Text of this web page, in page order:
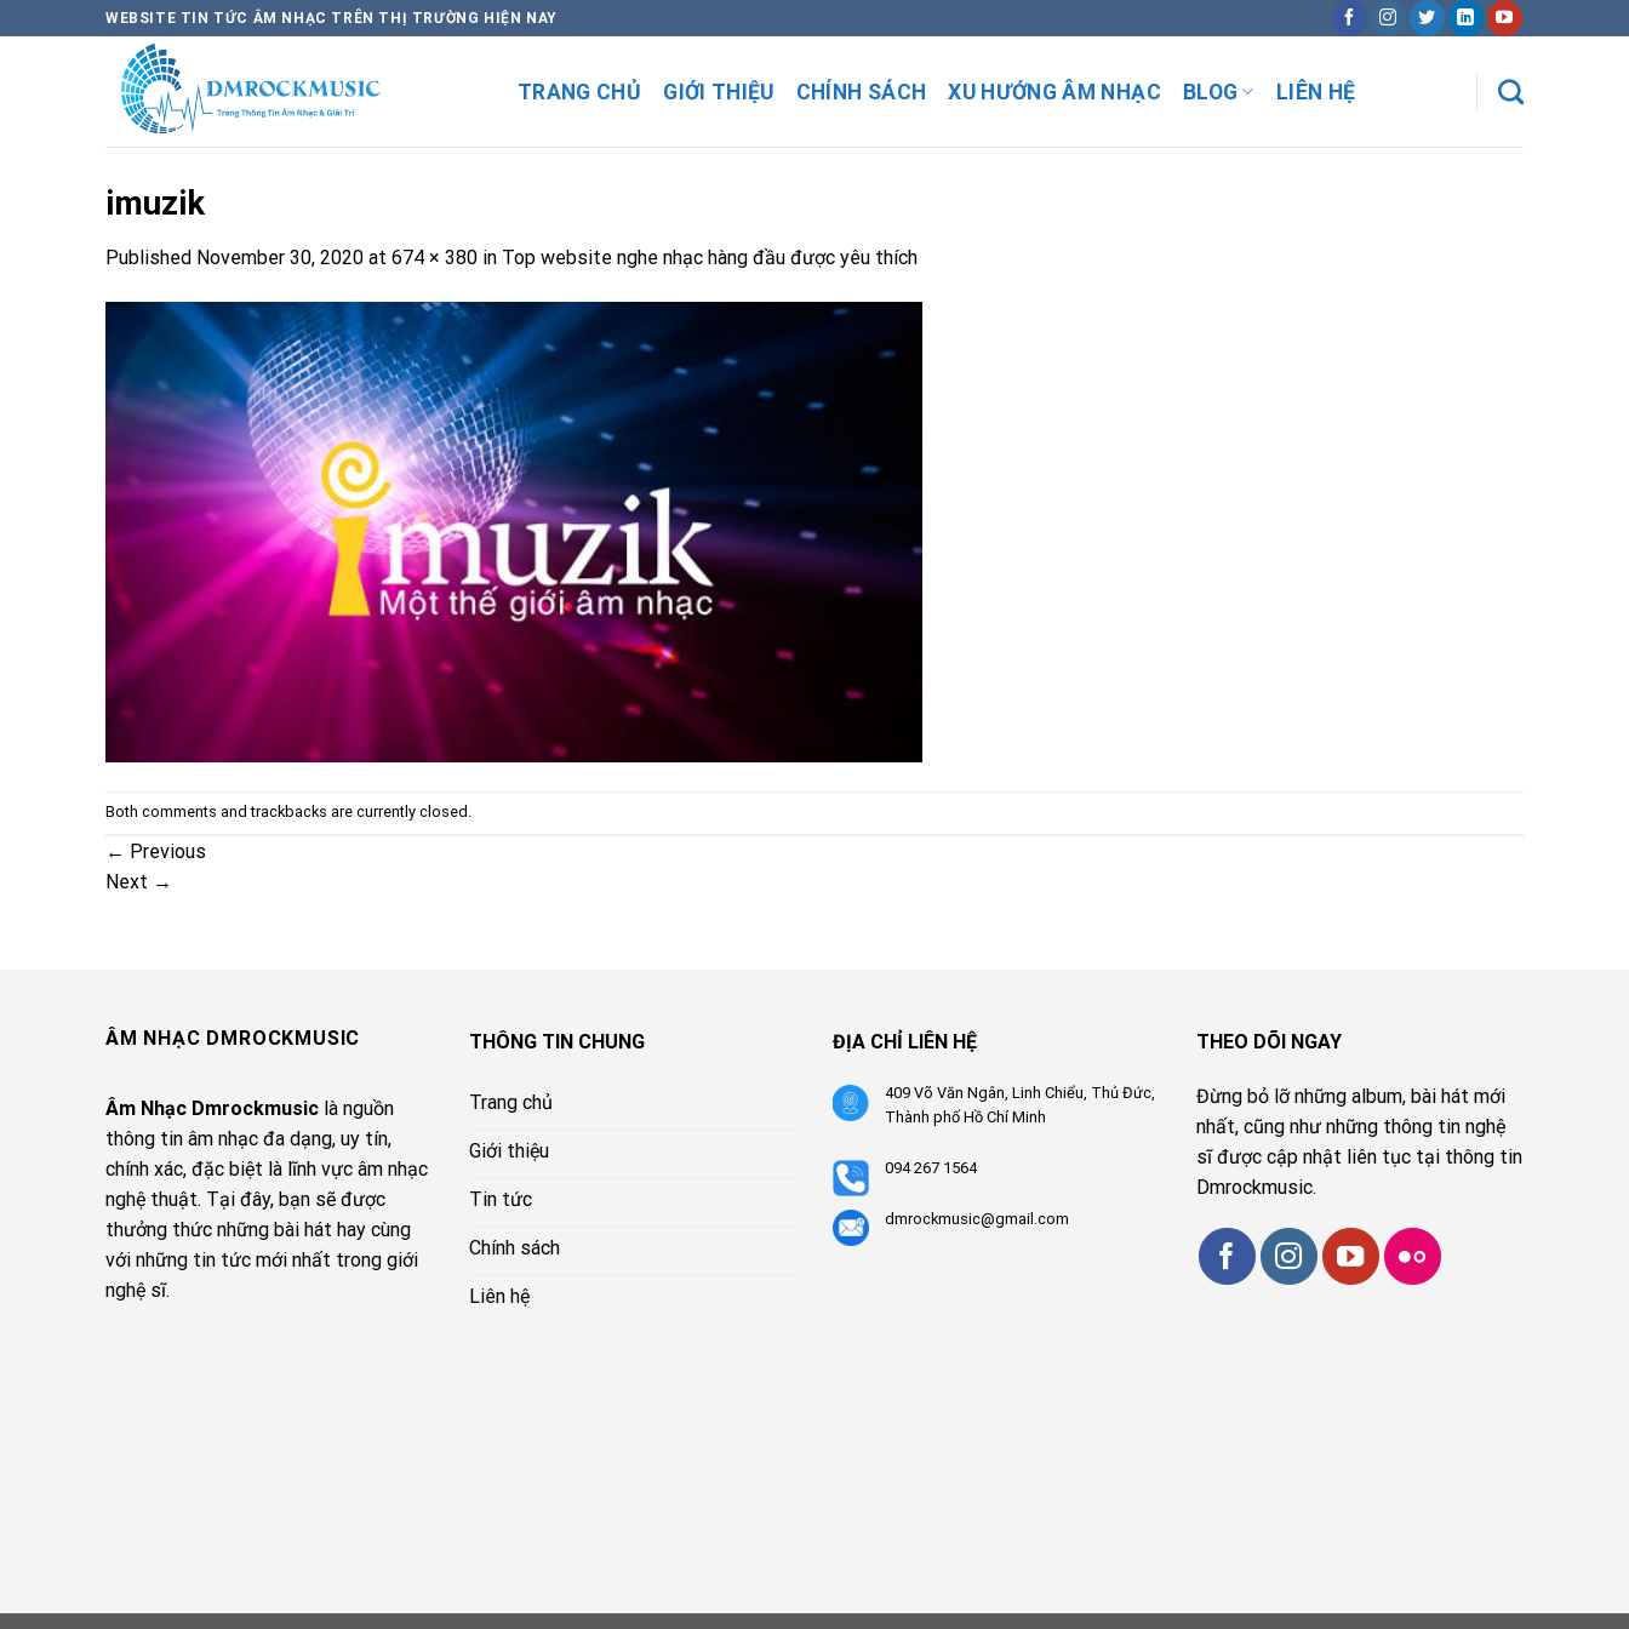
WEBSITE TIN TỨC ÂM NHẠC TRÊN THỊ TRƯỜNG HIỆN NAY
TRANG CHỦ GIỚI THIỆU CHÍNH SÁCH XU HƯỚNG ÂM NHẠC BLOG LIÊN HỆ
imuzik
Published November 30, 2020 at 674 × 380 in Top website nghe nhạc hàng đầu được yêu thích
Both comments and trackbacks are currently closed.
← Previous
Next →
ÂM NHẠC DMROCKMUSIC
Âm Nhạc Dmrockmusic là nguồn
thông tin âm nhạc đa dạng, uy tín,
chính xác, đặc biệt là lĩnh vực âm nhạc
nghệ thuật. Tại đây, bạn sẽ được
thưởng thức những bài hát hay cùng
với những tin tức mới nhất trong giới
nghệ sĩ.
THÔNG TIN CHUNG
Trang chủ
Giới thiệu
Tin tức
Chính sách
Liên hệ
ĐỊA CHỈ LIÊN HỆ
409 Võ Văn Ngân, Linh Chiểu, Thủ Đức,
Thành phố Hồ Chí Minh
094 267 1564
dmrockmusic@gmail.com
THEO DÕI NGAY
Đừng bỏ lỡ những album, bài hát mới
nhất, cũng như những thông tin nghệ
sĩ được cập nhật liên tục tại thông tin
Dmrockmusic.